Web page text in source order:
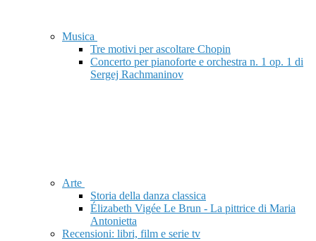
Musica
Tre motivi per ascoltare Chopin
Concerto per pianoforte e orchestra n. 1 op. 1 di
Sergej Rachmaninov
Arte
Storia della danza classica
Élizabeth Vigée Le Brun - La pittrice di Maria
Antonietta
Recensioni: libri, film e serie tv